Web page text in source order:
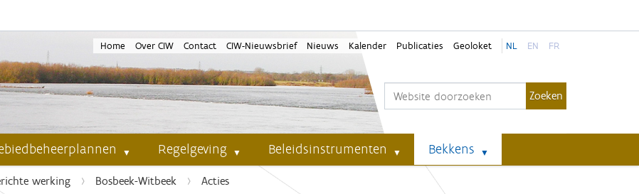
Home Over CIW Contact CIW-Nieuwsbrief Nieuws Kalender Publicaties Geoloket NL EN FR
Regelgeving Beleidsinstrumenten Bekkens
werking Bosbeek-Witbeek
Acties